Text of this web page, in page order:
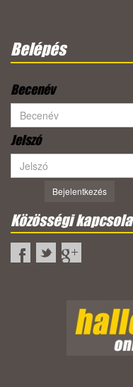
Belépés
Becenév
Jelszó
Bejelentkezés
Közösségi